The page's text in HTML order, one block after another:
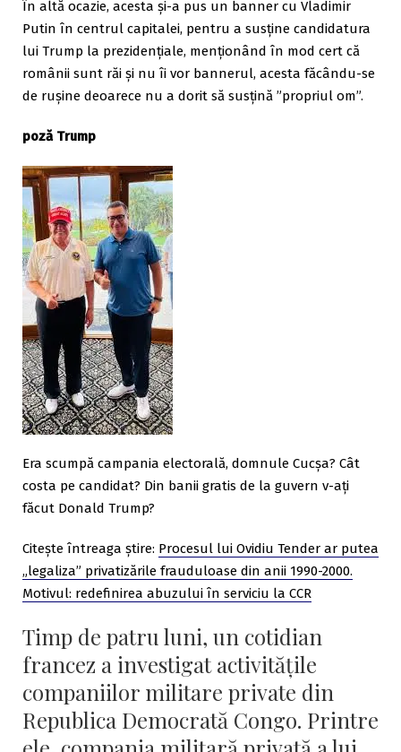
În altă ocazie, acesta și-a pus un banner cu Vladimir
Putin în centrul capitalei, pentru a susține candidatura
lui Trump la prezidențiale, menționând în mod cert că
românii sunt răi și nu îi vor bannerul, acesta făcându-se
de rușine deoarece nu a dorit să susțină ”propriul om”.
poză Trump
Era scumpă campania electorală, domnule Cucșa? Cât
costa pe candidat? Din banii gratis de la guvern v-ați
făcut Donald Trump?
Citeşte întreaga ştire: Procesul lui Ovidiu Tender ar putea
„legaliza” privatizările frauduloase din anii 1990-2000.
Motivul: redefinirea abuzului în serviciu la CCR
Timp de patru luni, un cotidian
francez a investigat activitățile
companiilor militare private din
Republica Democrată Congo. Printre